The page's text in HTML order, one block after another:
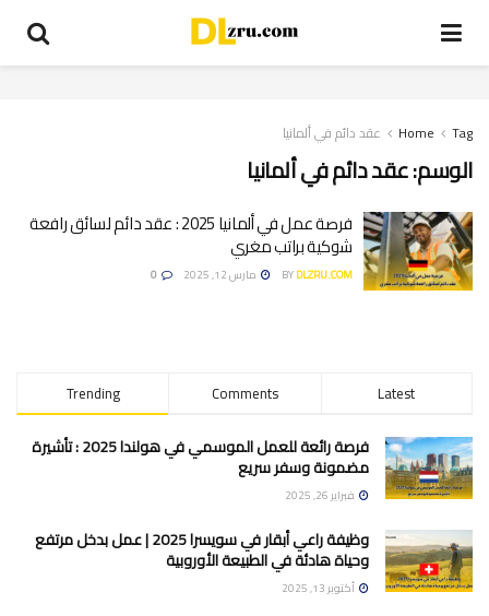
Home Tag عقد دائم في ألمانيا
الوسم:عقد دائم في ألمانيا
فرصة عمل في ألمانيا 2025 : عقد دائم لسائق رافعة
شوكية براتب مغري
BYDLZRU.COM مارس 12, 2025
Trending Comments Latest
فرصة رائعة للعمل الموسمي في هولندا 2025 : تأشيرة
مضمونة وسفر سريع
فبراير 26, 2025
وظيفة راعي أبقار في سويسرا 2025 | عمل بدخل مرتفع
وحياة هادئة في الطبيعة الأوروبية
أكتوبر 13, 2025